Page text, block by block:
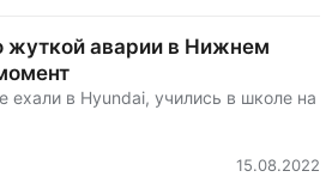
жуткой аварии в Нижнем
ехали в Hyundai, учились в школе на
15.08.2022